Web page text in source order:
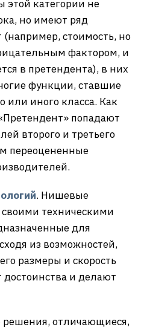
этой категории не
но имеют ряд
стоимость, но
фактором, и
в претендента), в них
функции, ставшие
или иного класса. Как
попадают
второго и третьего
переоцененные
. Нишевые
техническими
для
из возможностей,
размеры и скорость
и делают
отличающиеся,